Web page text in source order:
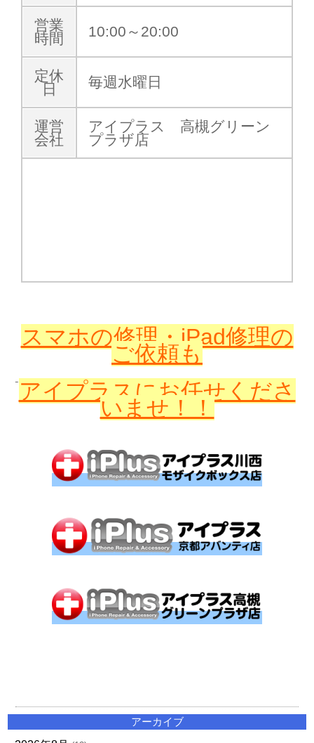
営業
時間
10:00～20:00
定休
日
毎週水曜日
運営
会社
アイプラス 高槻グリーン
プラザ店
スマホの修理・iPad修理の
ご依頼も
アイプラスに お任せくださ
いませ！！
アーカイブ